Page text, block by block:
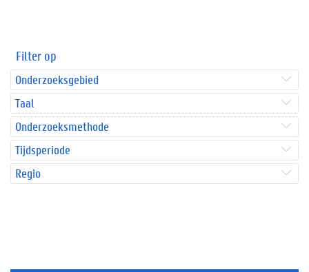
Filter op
Onderzoeksgebied
Taal
Onderzoeksmethode
Tijdsperiode
Regio